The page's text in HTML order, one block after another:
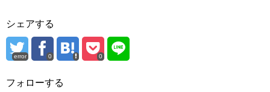
シェアする
error 0 0
フォローする